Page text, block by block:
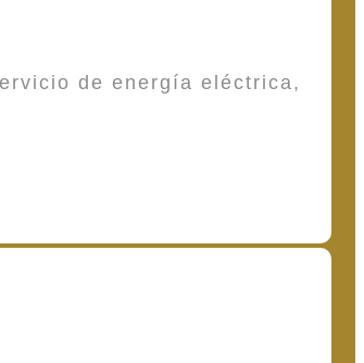
de energía eléctrica,